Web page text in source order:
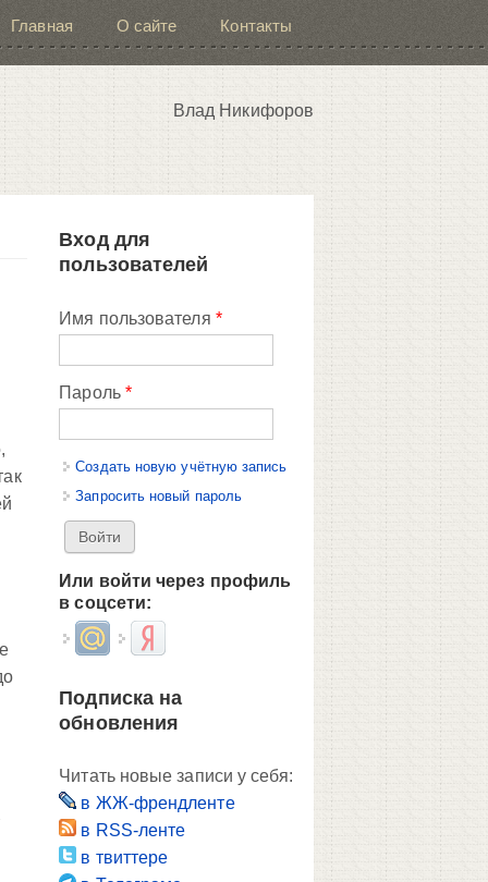
Главная О сайте Контакты
Влад Никифоров
Вход для
пользователей
Имя пользователя *
Пароль *
Создать новую учётную запись
Запросить новый пароль
Или войти через профиль
в соцсети:
Login with Mail.ruLogin with Яндекс
Подписка на
обновления
Читать новые записи у себя:
в ЖЖ-френдленте
в RSS-ленте
в твиттере